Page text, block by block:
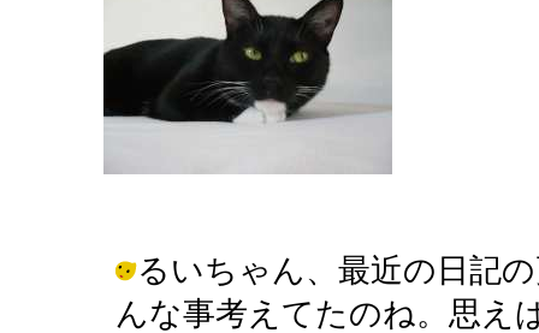
るいちゃん、最近の日記
んな事考えてたのね。思え